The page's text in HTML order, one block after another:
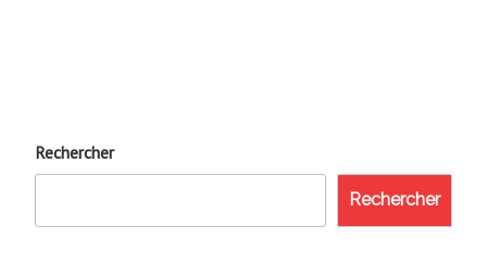
Rechercher
Rechercher